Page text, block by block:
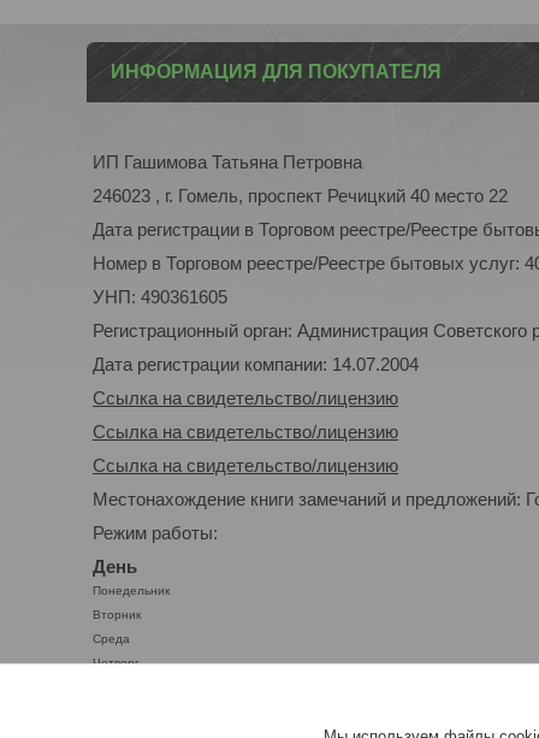
ИНФОРМАЦИЯ ДЛЯ ПОКУПАТЕЛЯ
ИП Гашимова Татьяна Петровна
246023 , г. Гомель, проспект Речицкий 40 место 22
Дата регистрации в Торговом реестре/Реестре
Номер в Торговом реестре/Реестре бытовых услуг:
УНП: 490361605
Регистрационный орган: Администрация Советского
Дата регистрации компании: 14.07.2004
Ссылка на свидетельство/лицензию
Ссылка на свидетельство/лицензию
Ссылка на свидетельство/лицензию
Местонахождение книги замечаний и предложений:
Режим работы:
День
Понедельник
Вторник
Среда
Четверг